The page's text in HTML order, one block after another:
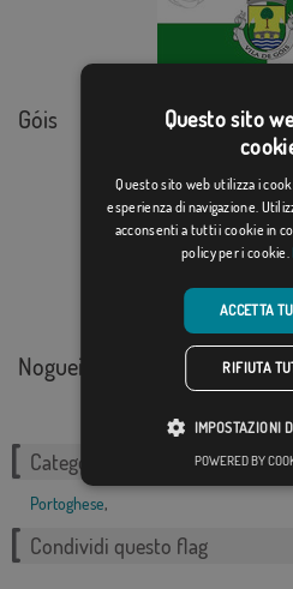
Góis
Nogueira (Vila Real)
Categorie correlate:
Portoghese,
Condividi questo flag
Questo sito
Questo sito web utilizza i
esperienza di navigazione.
acconsenti a tutti i cookie in
policy per i cookie.
ACCETTA
RIFIUTA
IMPOSTAZIONI
POWERED BY